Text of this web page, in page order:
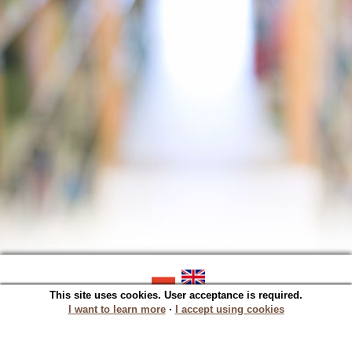
SOWA OPAC v. 5.22.16 (2023-06-07)
Generated in 0,0204 s.
This site uses cookies. User acceptance is required.
I want to learn more∙ I accept using cookies